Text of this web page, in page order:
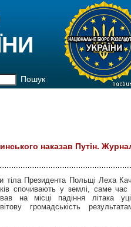
Пошук
наказав Путін.
тіла Президента Польщі Леха
спочивають у землі, саме час
на місці падіння літака
громадськість